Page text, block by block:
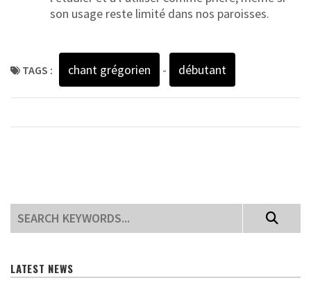
son usage reste limité dans nos paroisses.
TAGS : chant grégorien - débutant
LATEST NEWS